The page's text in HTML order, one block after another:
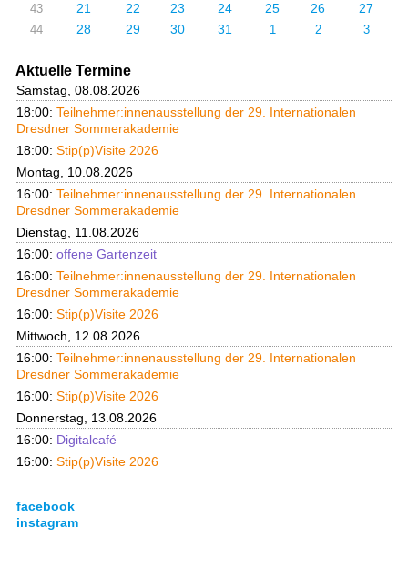
43 21 22 23 24 25 26 27
44 28 29 30 31 1 2 3
Aktuelle Termine
Samstag, 08.08.2026
18:00: Teilnehmer:innenausstellung der 29. Internationalen
Dresdner Sommerakademie
18:00: Stip(p)Visite 2026
Montag, 10.08.2026
16:00: Teilnehmer:innenausstellung der 29. Internationalen
Dresdner Sommerakademie
Dienstag, 11.08.2026
16:00: offene Gartenzeit
16:00: Teilnehmer:innenausstellung der 29. Internationalen
Dresdner Sommerakademie
16:00: Stip(p)Visite 2026
Mittwoch, 12.08.2026
16:00: Teilnehmer:innenausstellung der 29. Internationalen
Dresdner Sommerakademie
16:00: Stip(p)Visite 2026
Donnerstag, 13.08.2026
16:00: Digitalcafé
16:00: Stip(p)Visite 2026
facebook
instagram